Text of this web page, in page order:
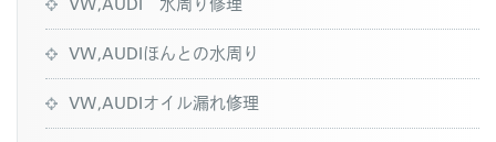
VW,AUDIほんとの水周り
VW,AUDIオイル漏れ修理